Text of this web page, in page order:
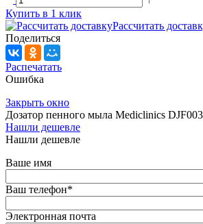
Купить в 1 клик
Рассчитать
Поделиться
Распечатать
Ошибка
Закрыть окно
Дозатор пенного мыла Mediclinics
Нашли дешевле
Нашли дешевле
Ваше имя
Ваш телефон*
Электронная почта